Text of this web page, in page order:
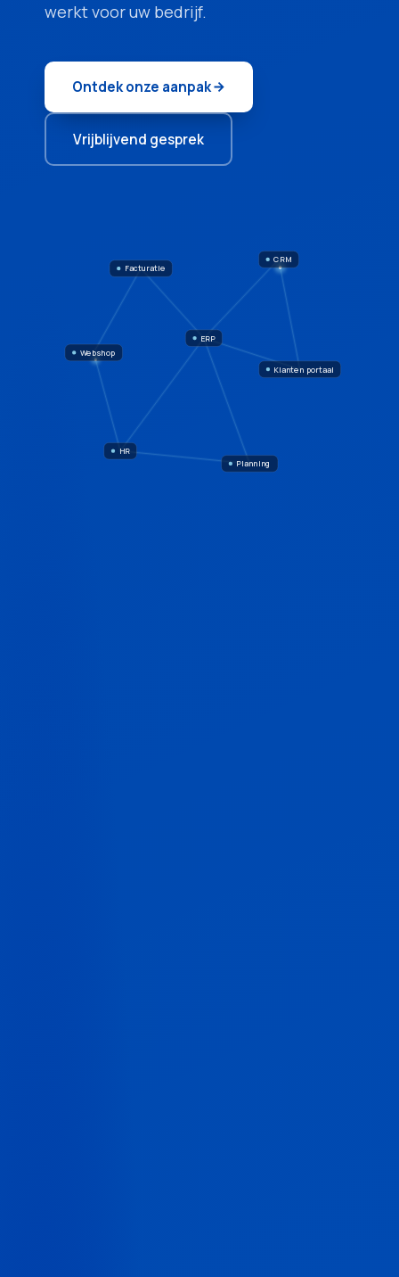
werkt voor uw bedrijf.
Ontdek onze aanpak
Vrijblijvend gesprek
Facturatie
Webshop
ERP
CRM
Klanten portaal
HR
Planning